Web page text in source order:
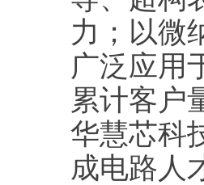
力；以微
广泛应用
累计客户
华慧芯科
成电路人